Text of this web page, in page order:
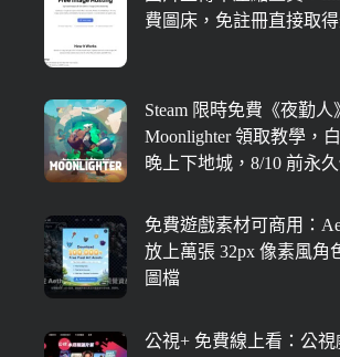
費圖床，免註冊直接取
Steam 限時免費《夜勤人
Moonlighter 領取教學，
晚上下地城，8/10 前永
免費遊戲素材可商用：
放上萬張 32px 像素風角
圖檔
公視+ 免費線上看：公